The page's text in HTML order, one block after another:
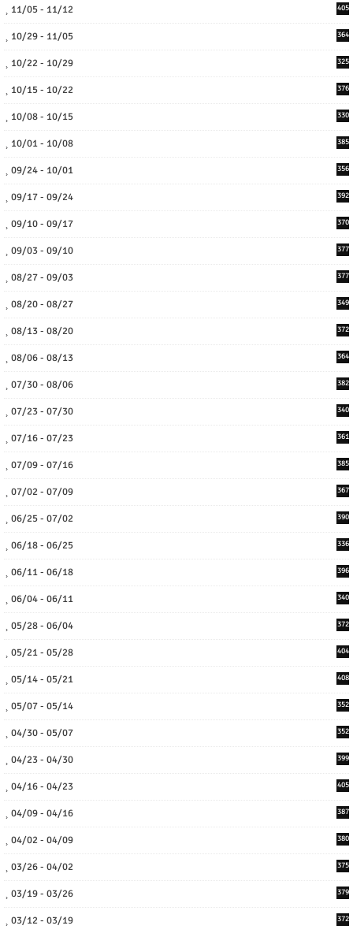
11/05 - 11/12 405
10/29 - 11/05 364
10/22 - 10/29 325
10/15 - 10/22 376
10/08 - 10/15 330
10/01 - 10/08 385
09/24 - 10/01 356
09/17 - 09/24 392
09/10 - 09/17 370
09/03 - 09/10 377
08/27 - 09/03 377
08/20 - 08/27 349
08/13 - 08/20 372
08/06 - 08/13 364
07/30 - 08/06 382
07/23 - 07/30 340
07/16 - 07/23 361
07/09 - 07/16 385
07/02 - 07/09 367
06/25 - 07/02 390
06/18 - 06/25 336
06/11 - 06/18 396
06/04 - 06/11 340
05/28 - 06/04 372
05/21 - 05/28 404
05/14 - 05/21 408
05/07 - 05/14 352
04/30 - 05/07 352
04/23 - 04/30 399
04/16 - 04/23 405
04/09 - 04/16 387
04/02 - 04/09 380
03/26 - 04/02 375
03/19 - 03/26 379
03/12 - 03/19 372